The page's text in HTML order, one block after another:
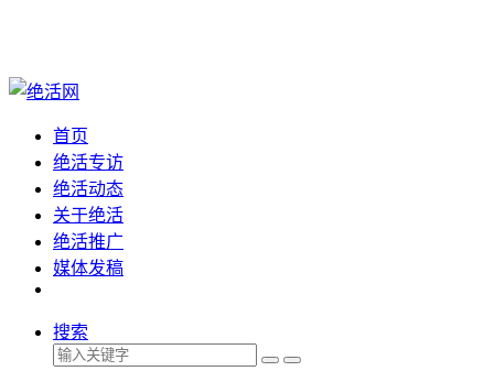
首页
绝活专访
绝活动态
关于绝活
绝活推广
媒体发稿
搜索